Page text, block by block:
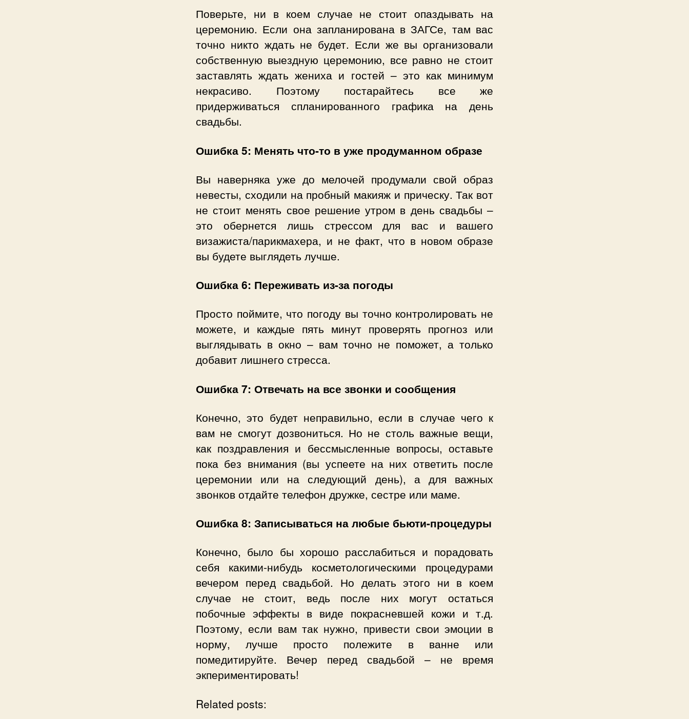
Поверьте, ни в коем случае не стоит опаздывать на
церемонию. Если она запланирована в ЗАГСе, там вас
точно никто ждать не будет. Если же вы организовали
собственную выездную церемонию, все равно не стоит
заставлять ждать жениха и гостей – это как минимум
некрасиво. Поэтому постарайтесь все же
придерживаться спланированного графика на день
свадьбы.
Ошибка 5: Менять что-то в уже продуманном образе
Вы наверняка уже до мелочей продумали свой образ
невесты, сходили на пробный макияж и прическу. Так вот
не стоит менять свое решение утром в день свадьбы –
это обернется лишь стрессом для вас и вашего
визажиста/парикмахера, и не факт, что в новом образе
вы будете выглядеть лучше.
Ошибка 6: Переживать из-за погоды
Просто поймите, что погоду вы точно контролировать не
можете, и каждые пять минут проверять прогноз или
выглядывать в окно – вам точно не поможет, а только
добавит лишнего стресса.
Ошибка 7: Отвечать на все звонки и сообщения
Конечно, это будет неправильно, если в случае чего к
вам не смогут дозвониться. Но не столь важные вещи,
как поздравления и бессмысленные вопросы, оставьте
пока без внимания (вы успеете на них ответить после
церемонии или на следующий день), а для важных
звонков отдайте телефон дружке, сестре или маме.
Ошибка 8: Записываться на любые бьюти-процедуры
Конечно, было бы хорошо расслабиться и порадовать
себя какими-нибудь косметологическими процедурами
вечером перед свадьбой. Но делать этого ни в коем
случае не стоит, ведь после них могут остаться
побочные эффекты в виде покрасневшей кожи и т.д.
Поэтому, если вам так нужно, привести свои эмоции в
норму, лучше просто полежите в ванне или
помедитируйте. Вечер перед свадьбой – не время
экпериментировать!
Related posts: